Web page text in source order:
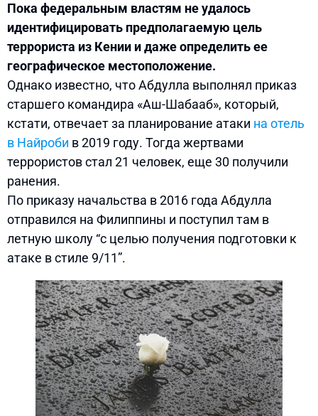
Пока федеральным властям не удалось
идентифицировать предполагаемую цель
террориста из Кении и даже определить ее
географическое местоположение.
Однако известно, что Абдулла выполнял приказ
старшего командира «Аш-Шабааб», который,
кстати, отвечает за планирование атаки на отель
в Найроби в 2019 году. Тогда жертвами
террористов стал 21 человек, еще 30 получили
ранения.
По приказу начальства в 2016 года Абдулла
отправился на Филиппины и поступил там в
летную школу “с целью получения подготовки к
атаке в стиле 9/11”.